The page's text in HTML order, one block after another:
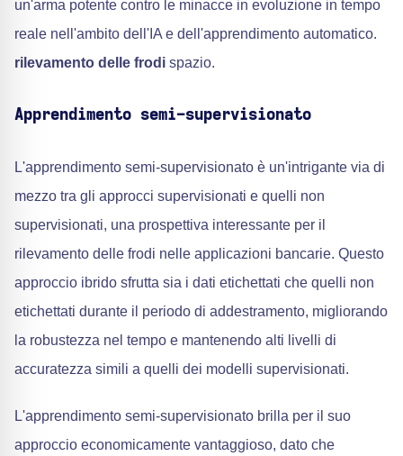
un'arma potente contro le minacce in evoluzione in tempo
reale nell'ambito dell'IA e dell'apprendimento automatico.
rilevamento delle frodi spazio.
Apprendimento semi-supervisionato
L'apprendimento semi-supervisionato è un'intrigante via di
mezzo tra gli approcci supervisionati e quelli non
supervisionati, una prospettiva interessante per il
rilevamento delle frodi nelle applicazioni bancarie. Questo
approccio ibrido sfrutta sia i dati etichettati che quelli non
etichettati durante il periodo di addestramento, migliorando
la robustezza nel tempo e mantenendo alti livelli di
accuratezza simili a quelli dei modelli supervisionati.
L'apprendimento semi-supervisionato brilla per il suo
approccio economicamente vantaggioso, dato che